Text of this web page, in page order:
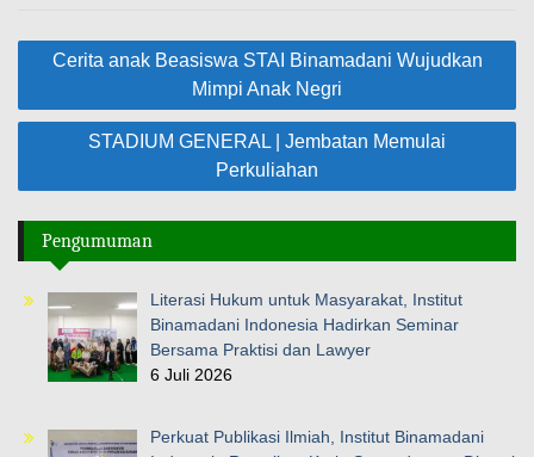
Navigasi
Cerita anak Beasiswa STAI Binamadani Wujudkan
Mimpi Anak Negri
STADIUM GENERAL | Jembatan Memulai
Perkuliahan
Pengumuman
Literasi Hukum untuk Masyarakat, Institut
Binamadani Indonesia Hadirkan Seminar
Bersama Praktisi dan Lawyer
6 Juli 2026
Perkuat Publikasi Ilmiah, Institut Binamadani